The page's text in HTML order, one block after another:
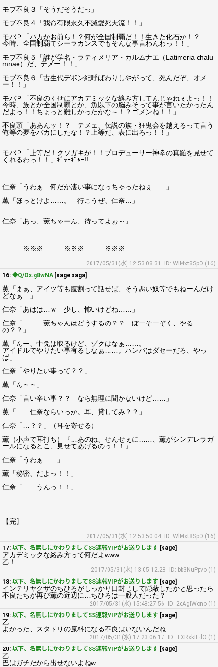
モブ不良３「そうだそうだっ」
モブ不良４「我命有限永久不滅愛死天流！！」
モバＰ「バカかお前ら！？何が全国制覇だ！！生きた化石か！？
今時、全国制覇てシーラカンスでもそんな事言わんわっ！！」
モブ不良５「誰が学名・ラティメリア・カルムナエ（Latimeria chalu
mnae）だ、テメー！！」
モブ不良６「古生代デボン紀呼ばわりしやがって、死んだぞ、オメ
ー！！」
モバＰ「不良のくせにアカデミックな絡み方してんじゃねぇよっ！！
今時、族とか全国制覇とか、魚以下の脳みそって事が言いたかったん
だよっ！！ちょっと難しかったかな～！？ゴメンね！！」
不良頭「ああんッ！？ テメェ、伝説の族・狂鬼会を越えるって言う
俺等の夢をバカにしたな！？上等だ、表に出ろっ！！」
モバＰ「上等だ！クソガキが！！プロデューサー神拳の真髄を見せて
くれるわっ！！」ｷﾞｬｰｷﾞｬｰ!!
仁奈「うわぁ…何だか凄い事になっちゃったねぇ……」
薫「ほっとけよ……。 行こうぜ、仁奈…」
仁奈「あっ、薫ちゃーん、待ってよぉ～」
※※※ ※※※ ※※※
2017/05/31(水) 12:53:08.31
ID: WlMxt8SpO (16)
16: ◆Q/Ox.g8wNA [sage saga]
薫「まぁ、アイツ等も腹割って話せば、そう悪い奴等でもねーんだけ
どなぁ…」
仁奈「あはは…ｗ 少し、怖いけどね……」
仁奈「………薫ちゃんはどうするの？？ ぼーそーぞく、やる
の？？」
薫「んー、中免は取るけど、ゾクはなぁ……。
アイドルでやりたい事有るしなぁ……。ハンパはダセーだろ、やっ
ぱ」
仁奈「やりたい事って？？」
薫「ん～～」
仁奈「言い辛い事？？ なら無理に聞かないけど……」
薫「……仁奈ならいっか。耳、貸してみ？？」
仁奈「…？？」（耳を寄せる）
薫（小声で耳打ち）『…あのね、せんせぇに……、薫がシンデレラガ
ールになるとこ、見せてあげるのっ！！』
仁奈「うわぁ……」
薫「秘密、だよっ！！」
仁奈「……うんっ！！」
【完】
2017/05/31(水) 12:53:50.04
ID: WlMxt8SpO (16)
17: 以下、名無しにかわりましてSS速報VIPがお送りします [sage]
アカデミックな絡み方って何だよwww
乙！
2017/05/31(水) 13:05:12.28
ID: bb3NuPpvo (1)
18: 以下、名無しにかわりましてSS速報VIPがお送りします [sage]
インテリヤクザのちひろがしっかり口封じして隠蔽したかと思ったら
不良たちが再び薫の近辺に…ちひろは一般人だった？
2017/05/31(水) 15:48:27.56
ID: 2cAglWono (1)
19: 以下、名無しにかわりましてSS速報VIPがお送りします [sage]
乙
よかった、スタドリの原料になる不良はいないんだね
2017/05/31(水) 17:23:06.17
ID: TXRxkIEdO (1)
20: 以下、名無しにかわりましてSS速報VIPがお送りします [sage]
乙
巴はガチだから出せないよねw